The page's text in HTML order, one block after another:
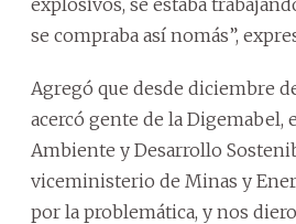
se compraba así nomás”,
Agregó que desde diciembre
acercó gente de la
Ambiente y Desarrollo
viceministerio de Minas y
por la problemática, y nos